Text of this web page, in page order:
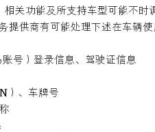
相关功能及所支持车型可能不时
供商有可能处理下述在车辆
号）登录信息、驾驶证信息
）、车牌号